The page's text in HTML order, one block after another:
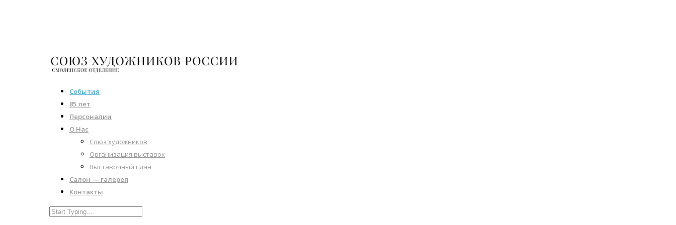
События
85 лет
Персоналии
О Нас
Союз художников
Организация выставок
Выставочный план
Салон — галерея
Контакты